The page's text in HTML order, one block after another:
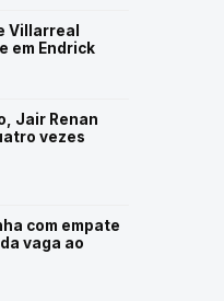
Villarreal
em Endrick
Jair Renan
vezes
com empate
vaga ao